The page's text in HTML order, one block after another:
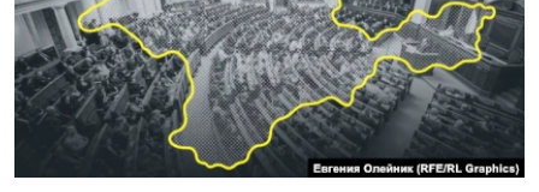
ДЕПОРТАЦІЯ
ВІДЕОУРОКИ «ELIFBE»
СВІДЧЕННЯ ОКУПАЦІЇ
УКРАЇНСЬКА ПРОБЛЕМА КРИМУ
ЯК ОБІЙТИ БЛОКУВАННЯ
Русский
Qırımtatar